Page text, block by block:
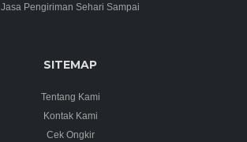
Jasa Pengiriman Sehari Sampai
SITEMAP
Tentang Kami
Kontak Kami
Cek Ongkir